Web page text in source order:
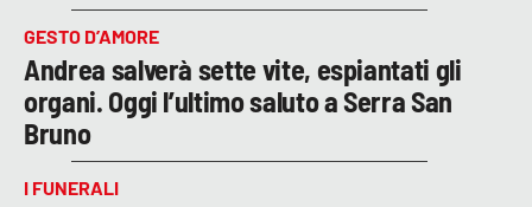
GESTO D’AMORE
Andrea salverà sette vite, espiantati gli
organi. Oggi l’ultimo saluto a Serra San
Bruno
I FUNERALI